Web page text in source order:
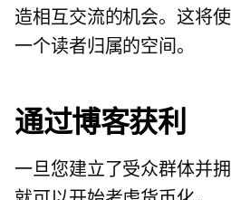
造相互交流的机会。这将
一个读者归属的空间。
通过博客获利
一旦您建立了受众群体并